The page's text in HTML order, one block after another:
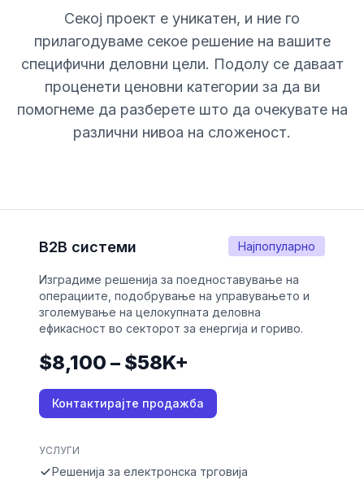
Секој проект е уникатен, и ние го
прилагодуваме секое решение на вашите
специфични деловни цели. Подолу се даваат
проценети ценовни категории за да ви
помогнеме да разберете што да очекувате на
различни нивоа на сложеност.
Најпопуларно
B2B системи
Изградиме решенија за поедноставување на
операциите, подобрување на управувањето и
зголемување на целокупната деловна
ефикасност во секторот за енергија и гориво.
$8,100 – $58K+
Контактирајте продажба
УСЛУГИ
Решенија за електронска трговија